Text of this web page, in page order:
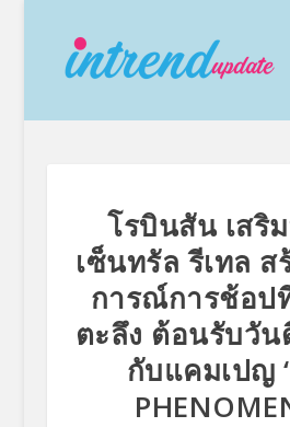
โรบินสัน เสริ
เซ็นทรัล รีเทล ส
การณ์การช้อป
ตะลึง ต้อนรับวั
กับแคมเปญ